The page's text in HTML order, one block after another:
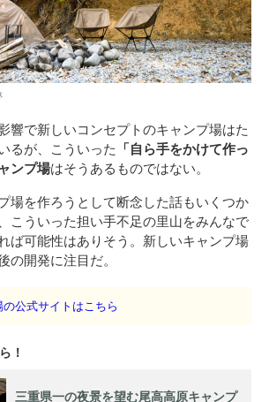
響で新しいコンセプトのキャンプ場はた
るが、こういった 「自ら手をかけて作っ
ンプ場はそうあるものではない。
場を作ろうとして断念した話もいくつか
こういった担い手不足の里山をみんなで
ば可能性はありそう。新しいキャンプ場
の開発に注目だ。
公式サイトはこちら
三重県一の夜景を望む尾高高原キャンプ